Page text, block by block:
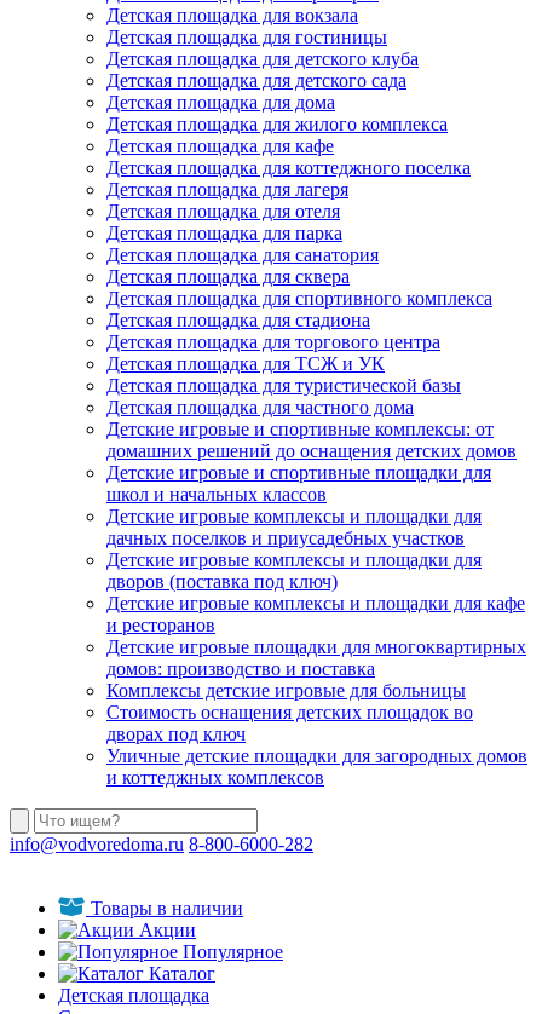
Детская площадка для вокзала
Детская площадка для гостиницы
Детская площадка для детского клуба
Детская площадка для детского сада
Детская площадка для дома
Детская площадка для жилого комплекса
Детская площадка для кафе
Детская площадка для коттеджного поселка
Детская площадка для лагеря
Детская площадка для отеля
Детская площадка для парка
Детская площадка для санатория
Детская площадка для сквера
Детская площадка для спортивного комплекса
Детская площадка для стадиона
Детская площадка для торгового центра
Детская площадка для ТСЖ и УК
Детская площадка для туристической базы
Детская площадка для частного дома
Детские игровые и спортивные комплексы: от
домашних решений до оснащения детских домов
Детские игровые и спортивные площадки для
школ и начальных классов
Детские игровые комплексы и площадки для
дачных поселков и приусадебных участков
Детские игровые комплексы и площадки для
дворов (поставка под ключ)
Детские игровые комплексы и площадки для кафе
и ресторанов
Детские игровые площадки для многоквартирных
домов: производство и поставка
Комплексы детские игровые для больницы
Стоимость оснащения детских площадок во
дворах под ключ
Уличные детские площадки для загородных домов
и коттеджных комплексов
info@vodvoredoma.ru 8-800-6000-282
Товары в наличии
Акции
Популярное
Каталог
Детская площадка